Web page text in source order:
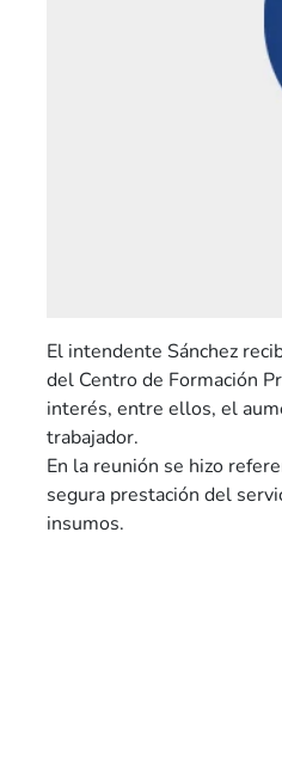
El intendente Sánchez
del Centro de Formación
interés, entre ellos, el
trabajador.
En la reunión se hizo
segura prestación del
insumos.